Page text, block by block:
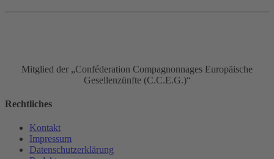
Mitglied der „Conféderation Compagnonnages Europäische
Gesellenzünfte (C.C.E.G.)“
Rechtliches
Kontakt
Impressum
Datenschutz­erklärung